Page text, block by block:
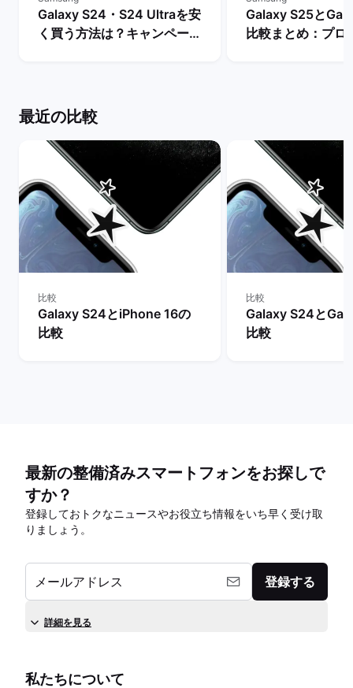
Galaxy S24・S24 Ultraを安
く買う方法は？キャンペーン
Galaxy S25と
比較まとめ：プロ
最近の比較
比較
Galaxy S24とiPhone 16の
比較
比較
Galaxy S24と
比較
最新の整備済みスマートフォンをお探しで
すか？
登録しておトクなニュースやお役立ち情報をいち早く受け取
りましょう。
メールアドレス 登録する
詳細を見る
私たちについて